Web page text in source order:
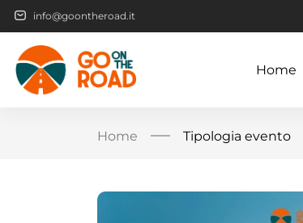
info@goontheroad.it
Home
Home Tipologia evento